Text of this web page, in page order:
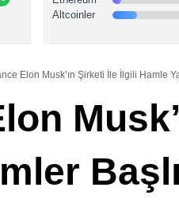
Altcoinler
Elon Musk’ın Şirketi İle İlgili Hamle